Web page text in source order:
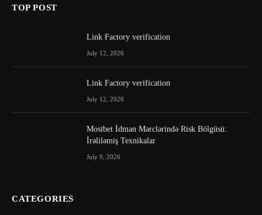
TOP POST
Link Factory verification
July 12, 2026
Link Factory verification
July 12, 2026
Mostbet İdman Mərclərində Risk Bölgüsü:
İrəliləmiş Texnikalar
July 9, 2026
CATEGORIES